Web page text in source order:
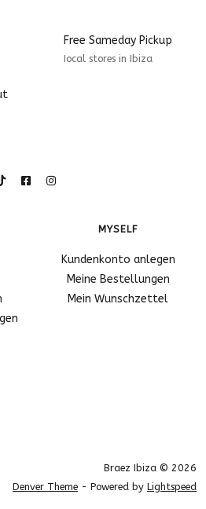
Free Sameday Pickup
Iocal stores in Ibiza
MYSELF
Kundenkonto anlegen
Meine Bestellungen
Mein Wunschzettel
Braez Ibiza © 2026
Denver Theme - Powered by Lightspeed